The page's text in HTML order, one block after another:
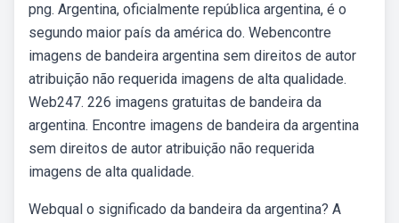
png. Argentina, oficialmente república argentina, é o
segundo maior país da américa do. Webencontre
imagens de bandeira argentina sem direitos de autor
atribuição não requerida imagens de alta qualidade.
Web247. 226 imagens gratuitas de bandeira da
argentina. Encontre imagens de bandeira da argentina
sem direitos de autor atribuição não requerida
imagens de alta qualidade.
Webqual o significado da bandeira da argentina? A